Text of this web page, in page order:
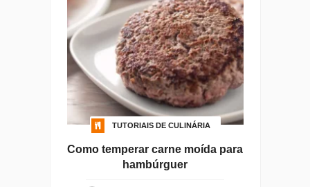
TUTORIAIS DE CULINÁRIA
Como temperar carne moída para
hambúrguer